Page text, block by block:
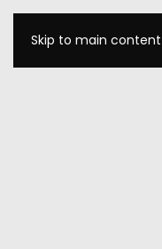
Skip to main content